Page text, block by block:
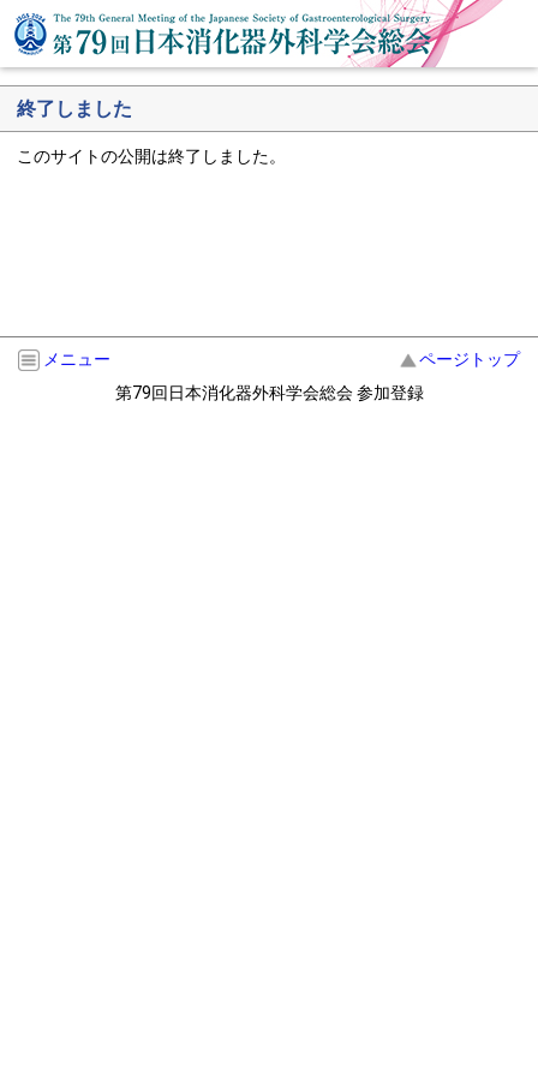
終了しました
このサイトの公開は終了しました。
メニュー
ページトップ
第79回日本消化器外科学会総会 参加登録